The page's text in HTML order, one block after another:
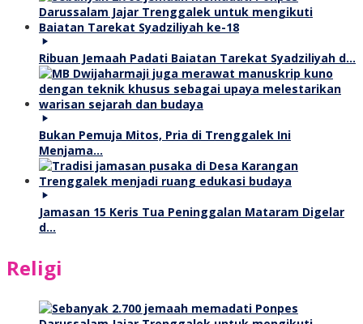
Ribuan Jemaah Padati Baiatan Tarekat Syadziliyah d…
Bukan Pemuja Mitos, Pria di Trenggalek Ini
Menjama…
Jamasan 15 Keris Tua Peninggalan Mataram Digelar
d…
Religi